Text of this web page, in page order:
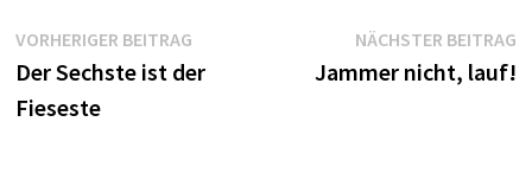
Beitragsnavigation
VORHERIGER BEITRAGVorheriger
Beitrag:
Der Sechste ist der
Fieseste
NÄCHSTER BEITRAG
Jammer nicht, lauf!